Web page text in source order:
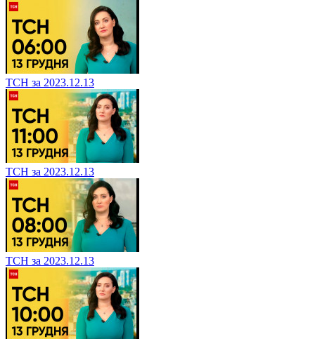
ТСН за 2023.12.13
ТСН за 2023.12.13
ТСН за 2023.12.13